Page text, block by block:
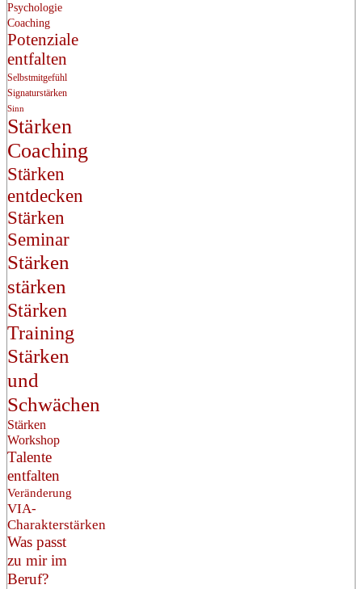
Psychologie
Coaching
Potenziale
entfalten
Selbstmitgefühl
Signaturstärken
Sinn
Stärken
Coaching
Stärken
entdecken
Stärken
Seminar
Stärken
stärken
Stärken
Training
Stärken
und
Schwächen
Stärken
Workshop
Talente
entfalten
Veränderung
VIA-
Charakterstärken
Was passt
zu mir im
Beruf?